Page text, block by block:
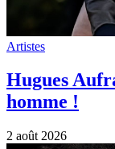
Artistes
Hugues
homme !
2 août 2026